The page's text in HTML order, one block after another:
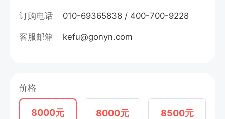
订购电话 010-69365838 / 400-700-9228
客服邮箱 kefu@gonyn.com
价格
8000元 8000元 8500元